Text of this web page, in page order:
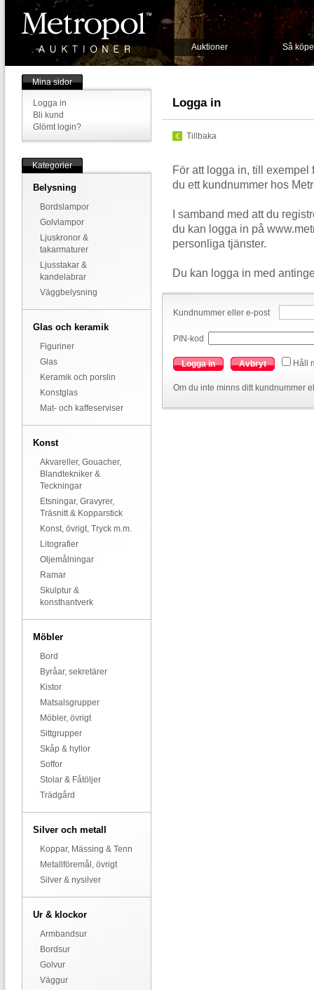
Auktioner Så
Mina sidor
Logga in
Bli kund
Glömt login?
Kategorier
Belysning
Bordslampor
Golvlampor
Ljuskronor &
takarmaturer
Ljusstakar &
kandelabrar
Väggbelysning
Glas och keramik
Figuriner
Glas
Keramik och porslin
Konstglas
Mat- och kaffeserviser
Konst
Akvareller, Gouacher,
Blandtekniker &
Teckningar
Etsningar, Gravyrer,
Träsnitt & Kopparstick
Konst, övrigt, Tryck m.m.
Litografier
Oljemålningar
Ramar
Skulptur &
konsthantverk
Möbler
Bord
Byråar, sekretärer
Kistor
Matsalsgrupper
Möbler, övrigt
Sittgrupper
Skåp & hyllor
Soffor
Stolar & Fåtöljer
Trädgård
Silver och metall
Koppar, Mässing & Tenn
Metallföremål, övrigt
Silver & nysilver
Ur & klockor
Armbandsur
Bordsur
Golvur
Väggur
Logga in
Tillbaka
För att logga in, till exempel
du ett kundnummer hos
I samband med att du
du kan logga in på
personliga tjänster.
Du kan logga in med
Kundnummer eller e-post
PIN-kod
Logga in Avbryt Håll
Om du inte minns ditt kundnummer